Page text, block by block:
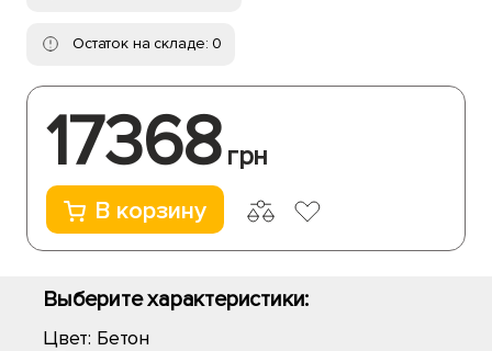
Остаток на складе: 0
17368 грн
В корзину
Выберите характеристики:
Цвет: Бетон